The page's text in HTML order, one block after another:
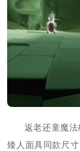
返老还童魔
矮人面具同款尺